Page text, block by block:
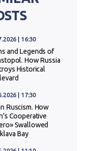
| 16:30
and Legends of
How Russia
Historical
| 17:30
Ruscism. How
Cooperative
Swallowed
Bay